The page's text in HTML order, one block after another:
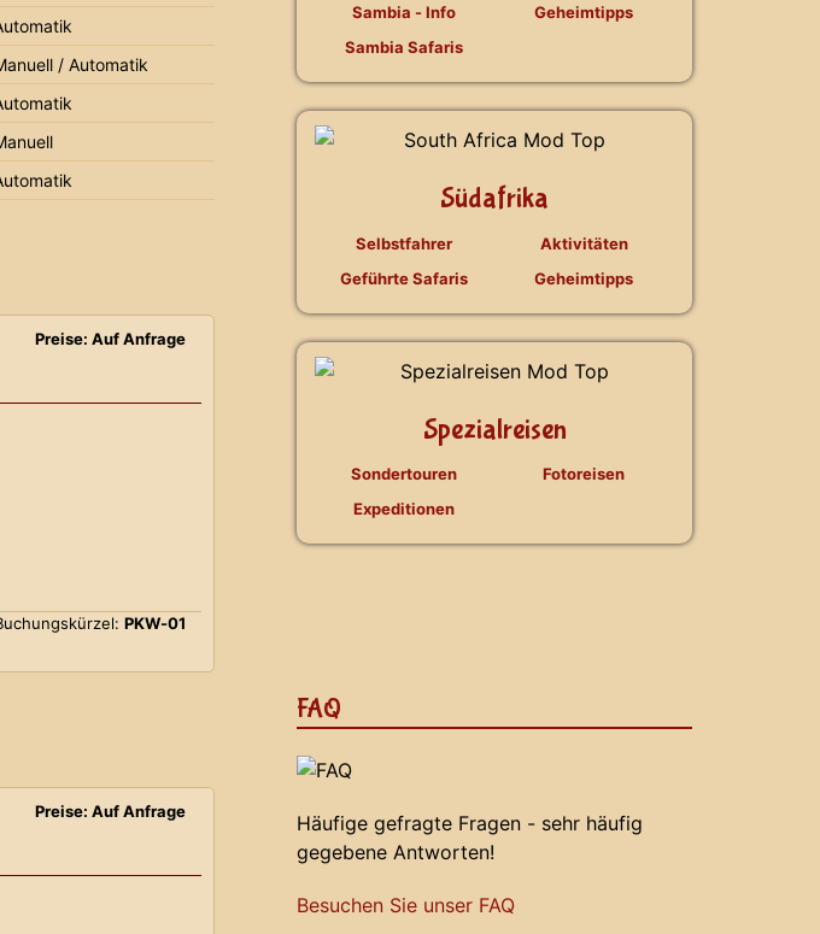
/ Automatik
Preise: Auf Anfrage
PKW-01
Preise: Auf Anfrage
Sambia - Info
Sambia Safaris
Geheimtipps
Südafrika
Selbstfahrer
Geführte Safaris
Aktivitäten
Geheimtipps
Spezialreisen
Sondertouren
Expeditionen
Fotoreisen
FAQ
Häufige gefragte Fragen - sehr häufig
gegebene Antworten!
Besuchen Sie unser FAQ